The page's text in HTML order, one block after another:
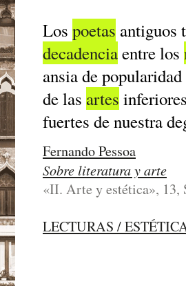
Los poetas antiguos
decadenciaentre los
ansia de
de las artes
fuertes de nuestra
Fernando Pessoa
Sobre literatura y arte
«II. Arte y estética», 13,
LECTURAS /